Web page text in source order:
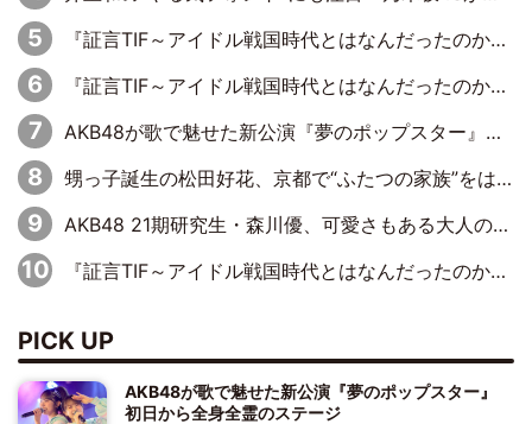
『証言TIF～アイドル戦国時代とはなんだったのか～』第6回：でんぱ組.inc・古川未鈴×相沢梨紗「『ハロプロやりたかったな』って言ったら、夢眠ねむさんに『てめえはでんぱ組．incなんだよ！』って肩パンされて(笑)」
『証言TIF～アイドル戦国時代とはなんだったのか～』第11回：私立恵比寿中学・真山りか×安本彩花「TIFで10年ぶりのキョンシーメイクをしたら、場を完全に引かせてしまって。時代が変わったんだなって」
AKB48が歌で魅せた新公演『夢のポップスター』 初日から全身全霊のステージ
甥っ子誕生の松田好花、京都で“ふたつの家族”をはしご！ “母”黒谷友香に見送られ、“父”松岡昌宏とはハシゴ酒
AKB48 21期研究生・森川優、可愛さもある大人の女性に
『証言TIF～アイドル戦国時代とはなんだったのか～』第10回：さくら学院・武藤彩未×飯田らうら「正直、中3で辞めるというのを信じてなくて。そう言われてはいたけど、嘘でしょって」
PICK UP
AKB48が歌で魅せた新公演『夢のポップスター』
初日から全身全霊のステージ